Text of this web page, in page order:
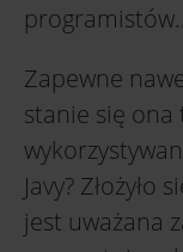
Zapewne
stanie się ona
Javy?
jest uważana